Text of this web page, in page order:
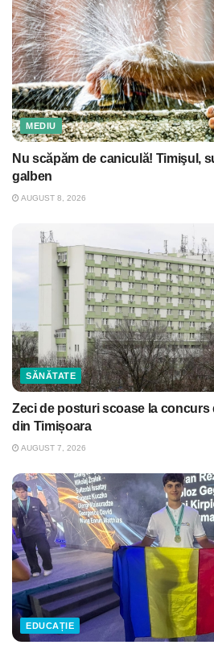
MEDIU
Nu scăpăm de caniculă! Timişul,
galben
AUGUST 8, 2026
SĂNĂTATE
Zeci de posturi scoase la concurs
din Timișoara
AUGUST 7, 2026
EDUCAȚIE